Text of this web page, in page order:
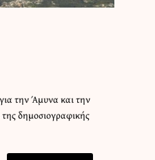
την Άμυνα και την
δημοσιογραφικής